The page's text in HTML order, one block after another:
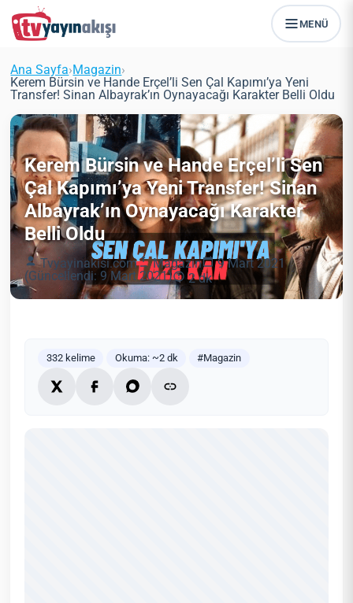
MENÜ
Ana Sayfa›Magazin›
Kerem Bürsin ve Hande Erçel’li Sen Çal Kapımı’ya Yeni
Transfer! Sinan Albayrak’ın Oynayacağı Karakter Belli Oldu
Kerem Bürsin ve Hande Erçel’li Sen
Çal Kapımı’ya Yeni Transfer! Sinan
Albayrak’ın Oynayacağı Karakter
Belli Oldu
Tvyayinakisi.com Magazin
9 Mart 2021
(Güncellendi: 9 Mart 2021)
2 dk
332 kelime Okuma: ~2 dk #Magazin